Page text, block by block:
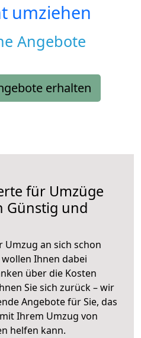
umziehen
Angebote
erhalten
für Umzüge
Günstig und
Umzug an sich schon
Ihnen dabei
über die Kosten
Sie sich zurück – wir
Angebote für Sie, das
mit Ihrem Umzug von
helfen kann.